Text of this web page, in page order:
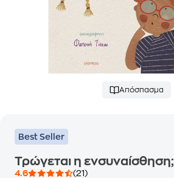
Απόσπασμα
Best Seller
Τρώγεται η ενσυναίσθηση;
4.6
(21)